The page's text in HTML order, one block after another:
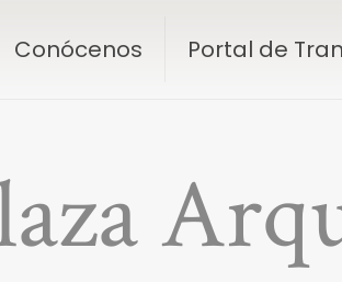
Conócenos Portal de